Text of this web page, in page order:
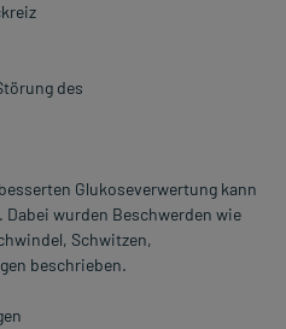
des
Glukoseverwertung kann
wurden Beschwerden wie
Schwitzen,
beschrieben.